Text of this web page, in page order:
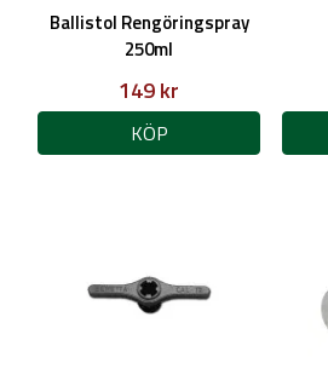
Ballistol Rengöringspray
250ml
149 kr
KÖP